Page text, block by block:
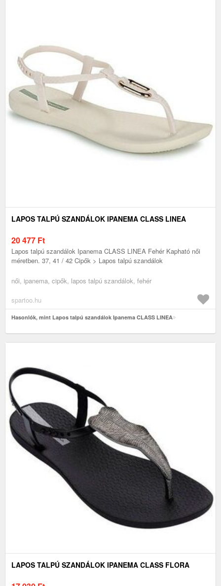
LAPOS TALPÚ SZANDÁLOK IPANEMA CLASS LINEA
20 477 Ft
Lapos talpú szandálok Ipanema CLASS LINEA Fehér Kapható női
méretben. 37, 41 / 42 Cipők > Lapos talpú szandálok
női, ipanema, cipők, lapos talpú szandálok, fehér
spartoo.hu
Hasonlók, mint Lapos talpú szandálok Ipanema CLASS LINEA
LAPOS TALPÚ SZANDÁLOK IPANEMA CLASS FLORA